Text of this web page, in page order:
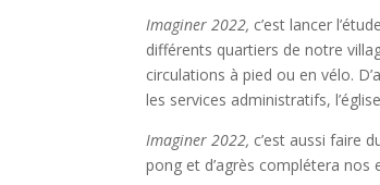
Imaginer 2022, c’est lancer
différents quartiers de notre
circulations à pied ou en vélo.
les services administratifs,
Imaginer 2022, c’est aussi faire
pong et d’agrès complétera nos